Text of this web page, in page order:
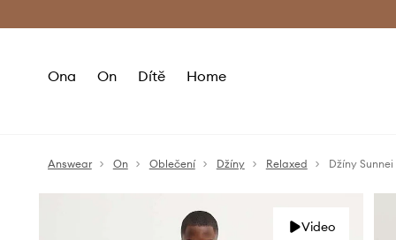
Doručení a
Ona On Dítě Home
Answear On Oblečení Džíny Relaxed Džíny Sunnei
Video